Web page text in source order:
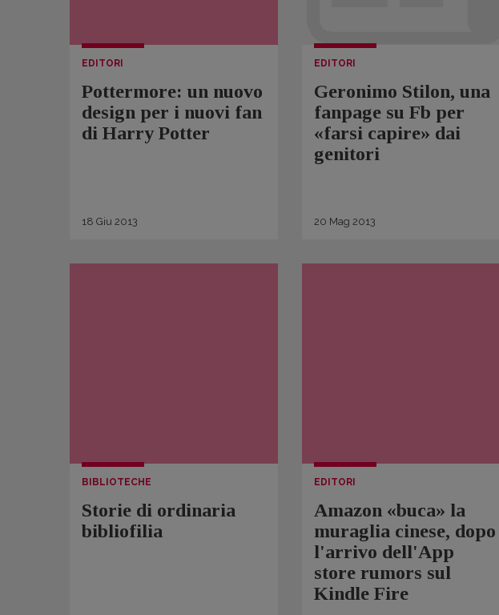
EDITORI
Pottermore: un nuovo
design per i nuovi fan
di Harry Potter
18 Giu 2013
EDITORI
Geronimo Stilon, una
fanpage su Fb per
«farsi capire» dai
genitori
20 Mag 2013
BIBLIOTECHE
Storie di ordinaria
bibliofilia
EDITORI
Amazon «buca» la
muraglia cinese, dopo
l'arrivo dell'App
store rumors sul
Kindle Fire